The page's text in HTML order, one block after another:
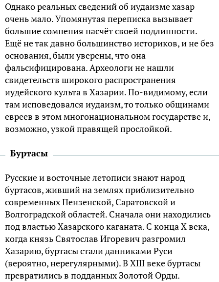
Однако реальных сведений об иудаизме хазар
очень мало. Упомянутая переписка вызывает
большие сомнения насчёт своей подлинности.
Ещё не так давно большинство историков, и не без
основания, были уверены, что она
фальсифицирована. Археологи не нашли
свидетельств широкого распространения
иудейского культа в Хазарии. По-видимому, если
там исповедовался иудаизм, то только общинами
евреев в этом многонациональном государстве и,
возможно, узкой правящей прослойкой.
Буртасы
Русские и восточные летописи знают народ
буртасов, живший на землях приблизительно
современных Пензенской, Саратовской и
Волгоградской областей. Сначала они находились
под властью Хазарского каганата. С конца X века,
когда князь Святослав Игоревич разгромил
Хазарию, буртасы стали данниками Руси
(вероятно, нерегулярными). В XIII веке буртасы
превратились в подданных Золотой Орды.